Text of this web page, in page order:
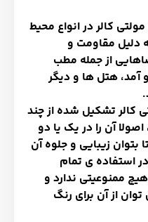
کالر در انواع محیط
دلیل مقاومت و
از جمله مطب
هتل ها و دیگر
.
کالر تشکیل شده از چند
آن را در یک یا دو
بتوان زیبایی و جلوه آن
در استفاده ی تمام
ممنوعیتی ندارد و
از آن برای رنگ